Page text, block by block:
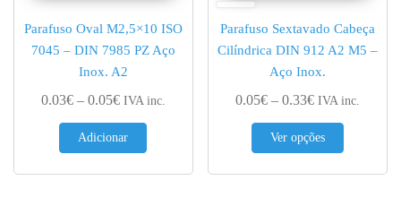
Parafuso Oval M2,5×10 ISO
7045 – DIN 7985 PZ Aço
Inox. A2
0.03€ – 0.05€Price range: 0.03€ through 0.05€
IVA inc.
Adicionar
Parafuso Sextavado Cabeça
Cilíndrica DIN 912 A2 M5 –
Aço Inox.
0.05€ – 0.33€Price range:
IVA inc.
Ver opções
This